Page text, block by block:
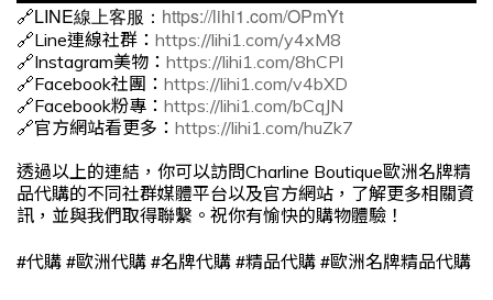
🔗LINE線上客服： https://lihi1.com/OPmYt
🔗Line連線社群： https://lihi1.com/y4xM8
🔗Instagram美物： https://lihi1.com/8hCPl
🔗Facebook社團： https://lihi1.com/v4bXD
🔗Facebook粉專： https://lihi1.com/bCqJN
🔗官方網站看更多： https://lihi1.com/huZk7
透過以上的連結，你可以訪問Charline Boutique歐洲名牌精
品代購的不同社群媒體平台以及官方網站，了解更多相關資
訊，並與我們取得聯繫。祝你有愉快的購物體驗！
#代購 #歐洲代購 #名牌代購 #精品代購 #歐洲名牌精品代購